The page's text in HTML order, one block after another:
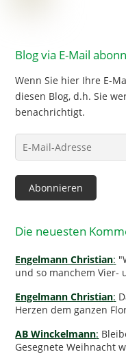
Blog via E-Mail
Wenn Sie hier Ihre E-
diesen Blog, d.h. Sie
benachrichtigt.
E-
Mail-
Adresse
Abonnieren
Die neuesten
Engelmann Christian:
und so manchem Vier-
Engelmann Christian:
Herzen dem ganzen
AB Winckelmann:
Gesegnete Weihnacht